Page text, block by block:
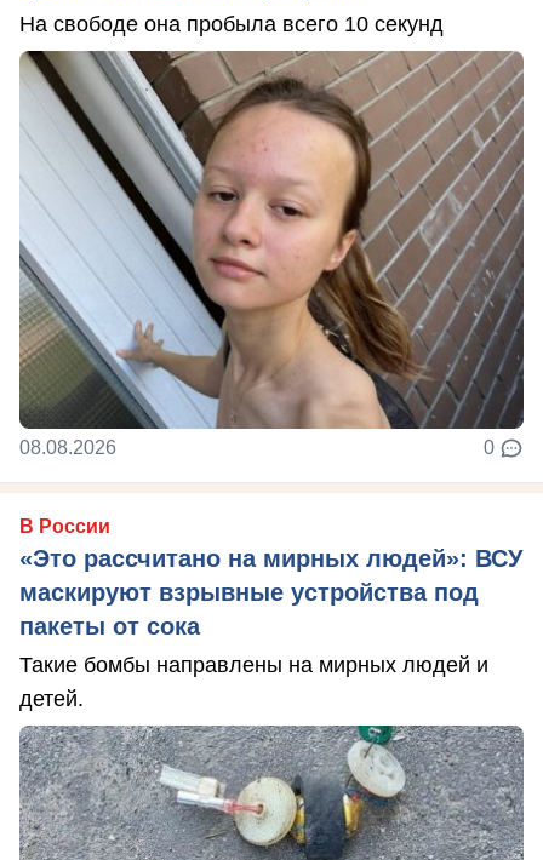
На свободе она пробыла всего 10 секунд
08.08.2026 0
В России
«Это рассчитано на мирных людей»: ВСУ
маскируют взрывные устройства под
пакеты от сока
Такие бомбы направлены на мирных людей и
детей.